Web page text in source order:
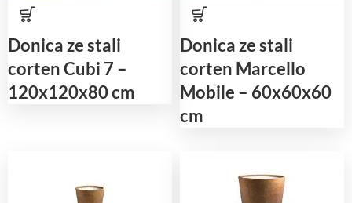
Donica ze stali
corten Cubi 7 –
120x120x80 cm
Donica ze stali
corten Marcello
Mobile – 60x60x60
cm